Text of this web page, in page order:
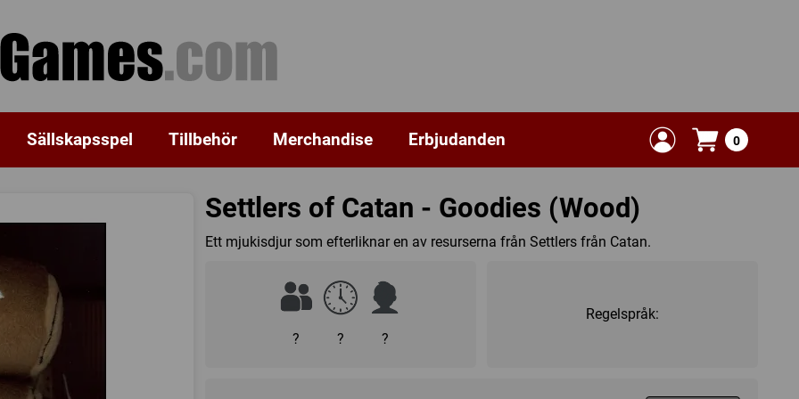
Sällskapsspel Tillbehör Merchandise Erbjudanden 0
Settlers of Catan - Goodies (Wood)
Ett mjukisdjur som efterliknar en av resurserna från Settlers från Catan.
? ? ?
Regelspråk: